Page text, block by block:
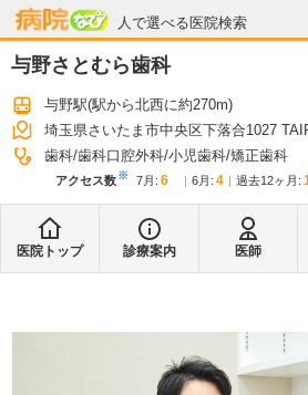
人で選べる医院検索
病院なび
与野さとむら歯科
与野駅(駅から北西に約270m)
埼玉県さいたま市中央区下落合1027
歯科 歯科口腔外科 小児歯科 矯正歯科
アクセス数※ 7月 : 6 6月 : 4 過去12ヶ月:
医院トップ 診療案内 医師